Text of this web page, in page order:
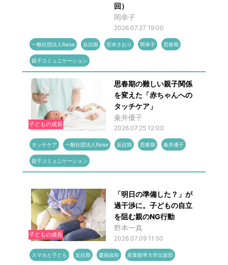
回）
岡幸子
2026.07.27 19:00
一般社団法人Raise 反抗期 宮本さおり 岡幸子 思春期
親子コミュニケーション
子どもの成長
思春期の難しい親子関係
を変えた「赤ちゃんへの
タッチケア」
粂井優子
2026.07.25 12:00
タッチケア 一般社団法人Raise 反抗期 思春期 粂井優子
親子コミュニケーション
子どもの成長
「明日の準備した？」が
過干渉に。子どもの自立
を阻む親のNG行動
野本一真
2026.07.09 11:50
スマホと子ども 反抗期 書籍抜粋 産業能率大学出版部